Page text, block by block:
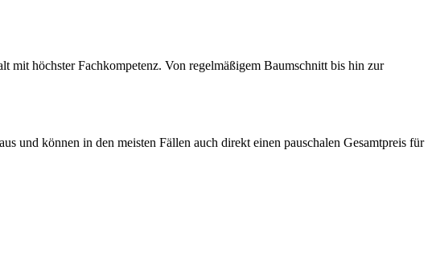
mit höchster Fachkompetenz. Von regelmäßigem Baumschnitt bis hin zur
und können in den meisten Fällen auch direkt einen pauschalen Gesamtpreis für